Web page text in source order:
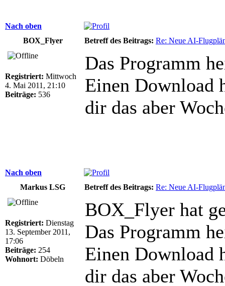
Nach oben
BOX_Flyer
Betreff des Beitrags: Re: Neue AI-
Registriert: Mittwoch
4. Mai 2011, 21:10
Beiträge: 536
Das Programm
Einen Download
dir das aber
Nach oben
Markus LSG
Betreff des Beitrags: Re: Neue AI-
Registriert: Dienstag
13. September 2011,
17:06
Beiträge: 254
Wohnort: Döbeln
BOX_Flyer hat
Das Programm
Einen Download
dir das aber